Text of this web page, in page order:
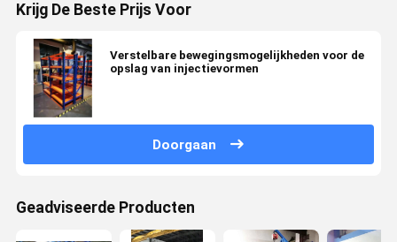
Krijg De Beste Prijs Voor
Verstelbare bewegingsmogelijkheden voor de
opslag van injectievormen
Doorgaan
Geadviseerde Producten